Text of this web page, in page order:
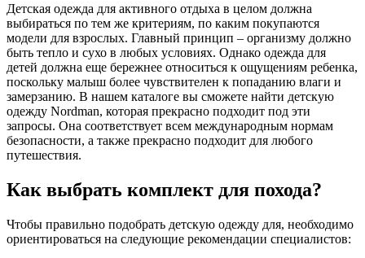
Детская одежда для активного отдыха в целом должна
выбираться по тем же критериям, по каким покупаются
модели для взрослых. Главный принцип – организму должно
быть тепло и сухо в любых условиях. Однако одежда для
детей должна еще бережнее относиться к ощущениям ребенка,
поскольку малыш более чувствителен к попаданию влаги и
замерзанию. В нашем каталоге вы сможете найти детскую
одежду Nordman, которая прекрасно подходит под эти
запросы. Она соответствует всем международным нормам
безопасности, а также прекрасно подходит для любого
путешествия.
Как выбрать комплект для похода?
Чтобы правильно подобрать детскую одежду для, необходимо
ориентироваться на следующие рекомендации специалистов: